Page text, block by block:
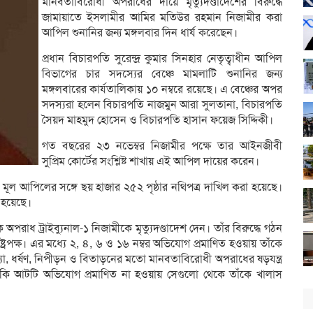
জামায়াতে ইসলামীর আমির মতিউর রহমান নিজামীর করা
আপিল শুনানির জন্য মঙ্গলবার দিন ধার্য করেছেন।
প্রধান বিচারপতি সুরেন্দ্র কুমার সিনহার নেতৃত্বাধীন আপিল
বিভাগের চার সদস্যের বেঞ্চে মামলাটি শুনানির জন্য
মঙ্গলবারের কার্যতালিকায় ১০ নম্বরে রয়েছে। এ বেঞ্চের অপর
সদস্যরা হলেন বিচারপতি নাজমুন আরা সুলতানা, বিচারপতি
সৈয়দ মাহমুদ হোসেন ও বিচারপতি হাসান ফয়েজ সিদ্দিকী।
গত বছরের ২৩ নভেম্বর নিজামীর পক্ষে তার আইনজীবী
সুপ্রিম কোর্টের সংশ্লিষ্ট শাখায় এই আপিল দায়ের করেন।
আপিলের সঙ্গে ছয় হাজার ২৫২ পৃষ্ঠার নথিপত্র দাখিল করা হয়েছে।
ট্রাইব্যুনাল-১ নিজামীকে মৃত্যুদণ্ডাদেশ দেন। তাঁর বিরুদ্ধে গঠন
এর মধ্যে ২, ৪, ৬ ও ১৬ নম্বর অভিযোগ প্রমাণিত হওয়ায় তাঁকে
নিপীড়ন ও বিতাড়নের মতো মানবতাবিরোধী অপরাধের ষড়যন্ত্র
আটটি অভিযোগ প্রমাণিত না হওয়ায় সেগুলো থেকে তাঁকে খালাস